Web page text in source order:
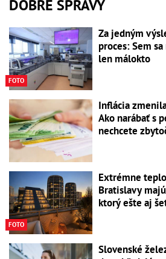
DOBRÉ SPRÁVY
FOTO
Za jedným
proces: Sem
len málokto
Inflácia
Ako narábať s
nechcete
FOTO
Extrémne
Bratislavy
ktorý ešte aj
Slovenské